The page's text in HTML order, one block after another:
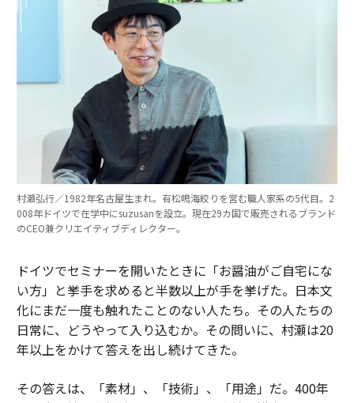
村瀬弘行／1982年名古屋生まれ。有松鳴海絞りを営む職人家系の5代目。2
008年ドイツで在学中にsuzusanを設立。現在29カ国で販売されるブランド
のCEO兼クリエイティブディレクター。
ドイツでセミナーを開いたときに「お醤油がご自宅にな
い方」と挙手を求めると半数以上が手を挙げた。日本文
化にまだ一度も触れたことのない人たち。その人たちの
日常に、どうやって入り込むか。その問いに、村瀬は20
年以上をかけて答えを出し続けてきた。
その答えは、「素材」、「技術」、「用途」だ。400年